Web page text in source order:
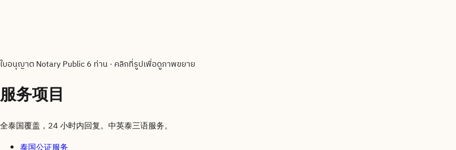
ใบอนุญาต Notary Public 6 ท่าน· คลิกที่รูปเพื่อดูภาพขยาย
服务项目
全泰国覆盖，24 小时内回复。中英泰三语服务。